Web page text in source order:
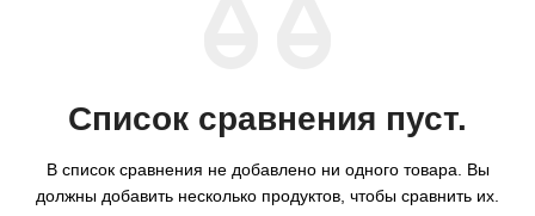
Список сравнения пуст.
В список сравнения не добавлено ни одного товара. Вы
должны добавить несколько продуктов, чтобы сравнить их.